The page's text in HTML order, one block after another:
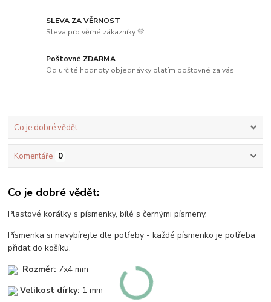
SLEVA ZA VĚRNOST
Sleva pro věrné zákazníky 💛
Poštovné ZDARMA
Od určité hodnoty objednávky platím poštovné za vás
Co je dobré vědět:
Komentáře 0
Co je dobré vědět:
Plastové korálky s písmenky, bílé s černými písmeny.
Písmenka si navybírejte dle potřeby - každé písmenko je potřeba
přidat do košíku.
Rozměr: 7x4 mm
Velikost dírky: 1 mm